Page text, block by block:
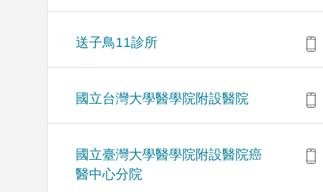
送子鳥11診所
國立台灣大學醫學院附設醫院
國立臺灣大學醫學院附設醫院癌
醫中心分院